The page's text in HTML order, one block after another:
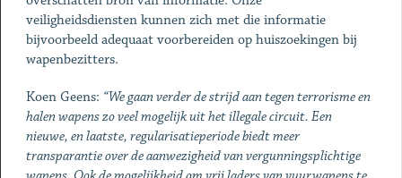
veiligheidsdiensten kunnen zich met die informatie
bijvoorbeeld adequaat voorbereiden op huiszoekingen bij
wapenbezitters.
Koen Geens: “We gaan verder de strijd aan tegen terrorisme en
halen wapens zo veel mogelijk uit het illegale circuit. Een
nieuwe, en laatste, regularisatieperiode biedt meer
transparantie over de aanwezigheid van vergunningsplichtige